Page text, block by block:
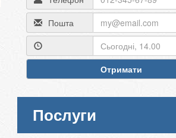
Пошта
Отримати
Послуги